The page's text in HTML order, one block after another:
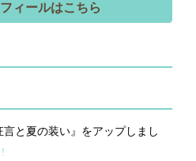
ィールはこちら
言と夏の装い』をアップしまし